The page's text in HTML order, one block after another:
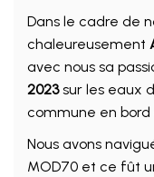
Dans le cadre de
chaleureusement
avec nous sa
2023sur les eaux
commune en bord
Nous avons
MOD70 et ce fût